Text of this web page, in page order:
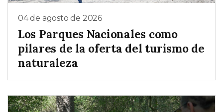
04 de agosto de 2026
Los Parques Nacionales como
pilares de la oferta del turismo de
naturaleza